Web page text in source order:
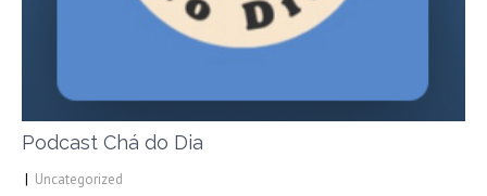
Podcast Chá do Dia
| Uncategorized